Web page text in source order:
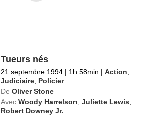
Tueurs nés
21 septembre 1994 | 1h 58min | Action
Judiciaire Policier
De Oliver Stone
Avec Woody Harrelson ,Juliette Lewis
Robert Downey Jr.